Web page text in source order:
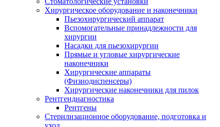
Хирургическое оборудование и наконечники
Пьезохирургический аппарат
Вспомогательные принадлежности для
хирургии
Насадки для пьезохирургии
Прямые и угловые хирургические
наконечники
Хирургические аппараты
(Физиодиспенсеры)
Хирургические наконечники для пилок
Рентгендиагностика
Рентгены
Стерилизационное оборудование, подготовка и
уход